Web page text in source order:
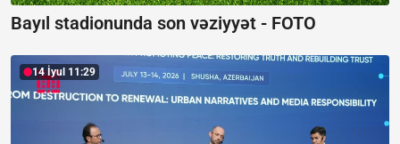
Bayıl stadionunda son vəziyyət - FOTO
14 İyul 11:29